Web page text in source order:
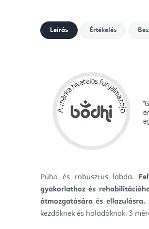
Leírás Értékelés
Puha és robusztus labda.
gyakorlathoz és
átmozgatására és ellazulásra.
kezdőknek és haladóknak. 3